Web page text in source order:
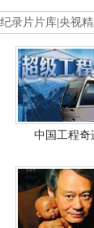
纪录片片库 央视
中国工程奇